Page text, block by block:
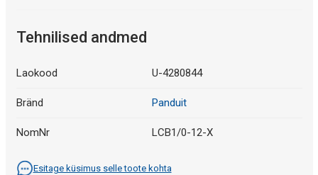
Tehnilised andmed
Laokood U-4280844
Bränd Panduit
NomNr LCB1/0-12-X
Esitage küsimus selle toote kohta